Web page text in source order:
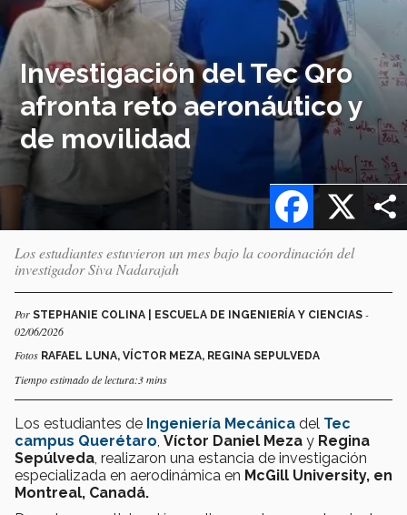
Investigación del Tec Qro
afronta reto aeronáutico y
de movilidad
X
Facebook
Los estudiantes estuvieron un mes bajo la coordinación del
investigador Siva Nadarajah
Por STEPHANIE COLINA | ESCUELA DE INGENIERÍA Y CIENCIAS -
02/06/2026
Fotos RAFAEL LUNA, VÍCTOR MEZA, REGINA SEPULVEDA
Tiempo estimado de lectura:3 mins
Los estudiantes de Ingeniería Mecánica del Tec
campus Querétaro Víctor Daniel Meza y Regina
Sepúlveda , realizaron una estancia de investigación
especializada en aerodinámica en McGill University, en
Montreal, Canadá.